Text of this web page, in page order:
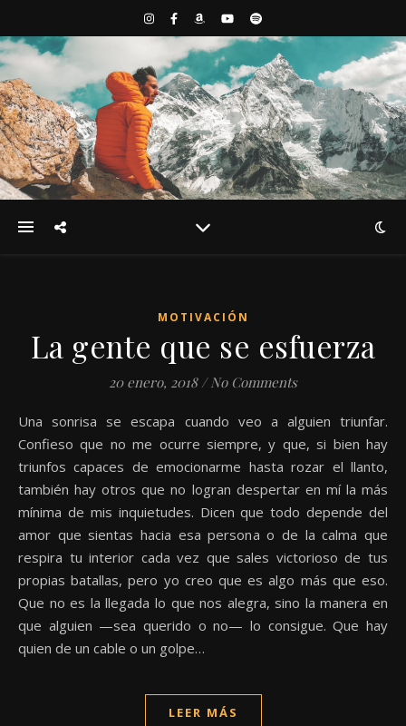
MOTIVACIÓN
La gente que se esfuerza
20 enero, 2018 / No Comments
Una sonrisa se escapa cuando veo a alguien triunfar.
Confieso que no me ocurre siempre, y que, si bien hay
triunfos capaces de emocionarme hasta rozar el llanto,
también hay otros que no logran despertar en mí la más
mínima de mis inquietudes. Dicen que todo depende del
amor que sientas hacia esa persona o de la calma que
respira tu interior cada vez que sales victorioso de tus
propias batallas, pero yo creo que es algo más que eso.
Que no es la llegada lo que nos alegra, sino la manera en
que alguien —sea querido o no— lo consigue. Que hay
quien de un cable o un golpe…
LEER MÁS